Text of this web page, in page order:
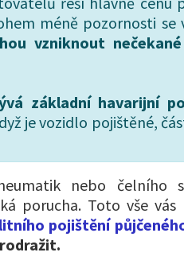
méně pozornosti se
vzniknout
základní havarijní
je vozidlo pojištěné,
nebo čelního
porucha. Toto vše
pojištění